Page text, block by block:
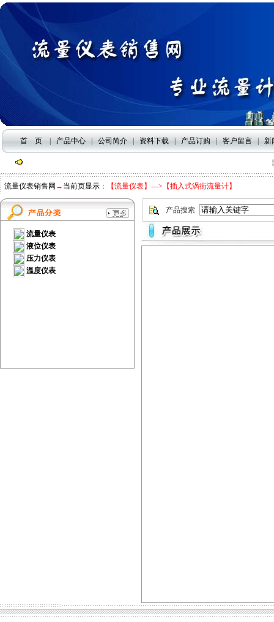
首 页 产品中心 公司简介 资料下载 产品订购 客户留言 新
流量仪表销售网 → 当前页显示 ： 【流量仪表】--->【插入式涡街流量计】
流量仪表
液位仪表
压力仪表
温度仪表
产品搜索